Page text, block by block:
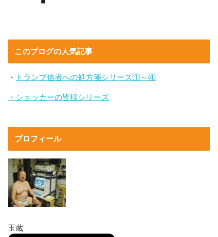
このブログの人気記事
・ トランプ信者への処方箋シリーズ①～④
・ショッカーの皆様シリーズ
プロフィール
玉蔵